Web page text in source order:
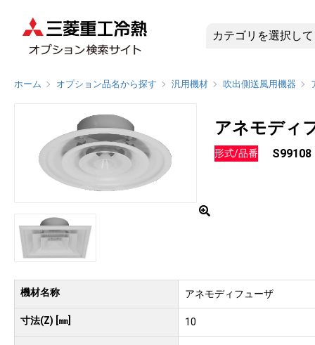
S99108 |
ホーム オプション品名から探す 汎用機材 吹出側送風用機器
アネモディ
形式/品番 S99108
機材名称 アネモディフューザ
寸法(Z) [㎜] 10